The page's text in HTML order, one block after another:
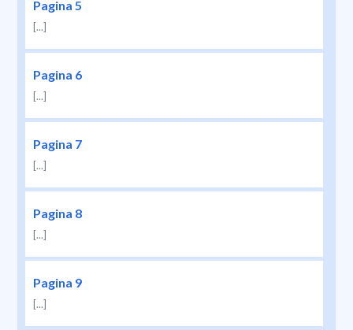
Pagina 5
[...]
Pagina 6
[...]
Pagina 7
[...]
Pagina 8
[...]
Pagina 9
[...]